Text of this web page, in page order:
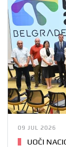
09 JUL 2026
UOČI